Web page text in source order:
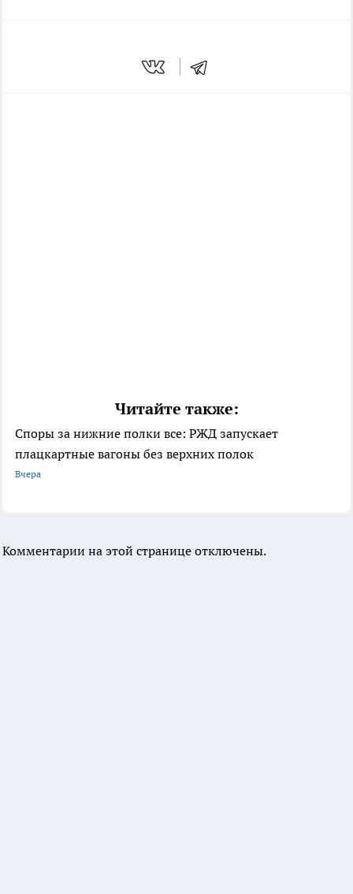
Читайте также:
Споры за нижние полки все: РЖД запускает
плацкартные вагоны без верхних полок
Вчера
Комментарии на этой странице отключены.